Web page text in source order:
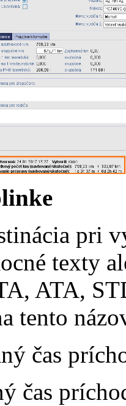
pri
texty
ATA,
tento
čas
čas